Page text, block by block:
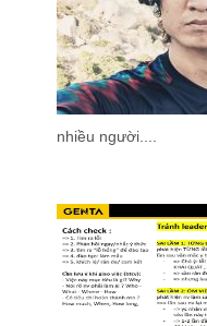
nhiều người....